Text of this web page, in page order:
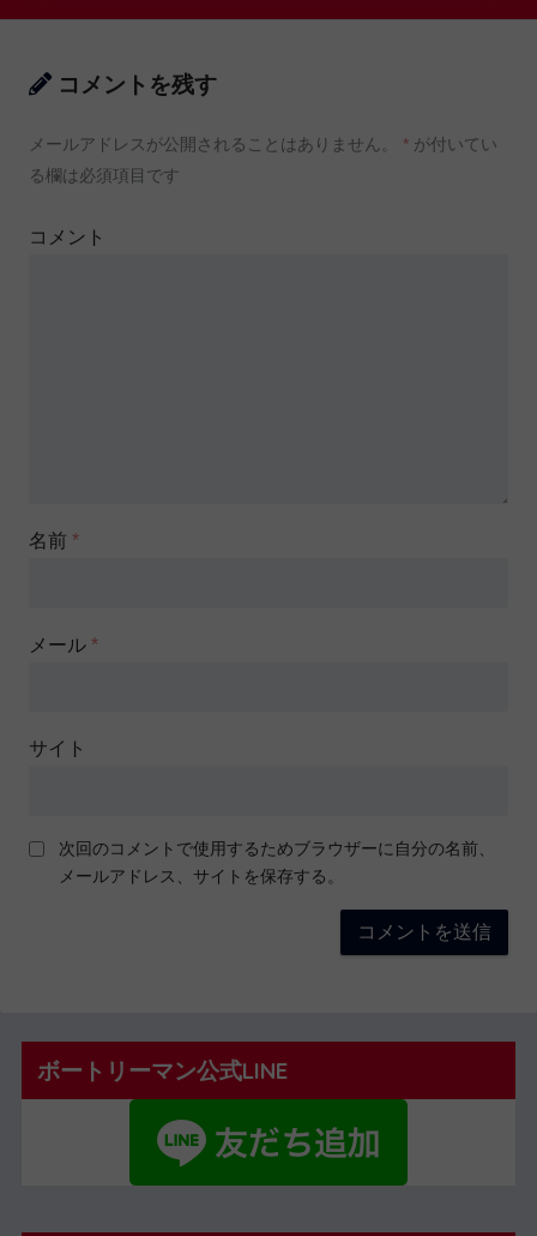
コメントを残す
メールアドレスが公開されることはありません。 * が付いてい
る欄は必須項目です
コメント
名前 *
メール *
サイト
次回のコメントで使用するためブラウザーに自分の名前、
メールアドレス、サイトを保存する。
ボートリーマン公式LINE